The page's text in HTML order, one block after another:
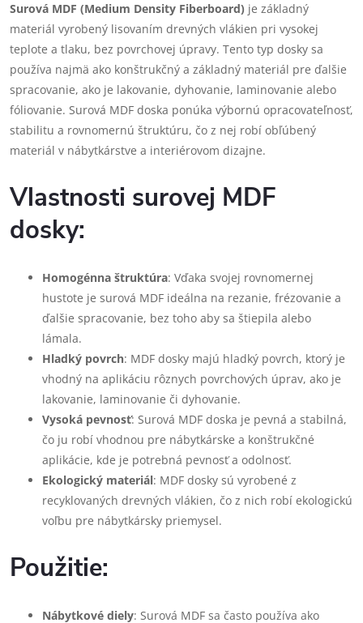
Surová MDF (Medium Density Fiberboard) je základný
materiál vyrobený lisovaním drevných vlákien pri vysokej
teplote a tlaku, bez povrchovej úpravy. Tento typ dosky sa
používa najmä ako konštrukčný a základný materiál pre ďalšie
spracovanie, ako je lakovanie, dyhovanie, laminovanie alebo
fóliovanie. Surová MDF doska ponúka výbornú opracovateľnosť,
stabilitu a rovnomernú štruktúru, čo z nej robí obľúbený
materiál v nábytkárstve a interiérovom dizajne.
Vlastnosti surovej MDF
dosky:
Homogénna štruktúra: Vďaka svojej rovnomernej
hustote je surová MDF ideálna na rezanie, frézovanie a
ďalšie spracovanie, bez toho aby sa štiepila alebo
lámala.
Hladký povrch: MDF dosky majú hladký povrch, ktorý je
vhodný na aplikáciu rôznych povrchových úprav, ako je
lakovanie, laminovanie či dyhovanie.
Vysoká pevnosť: Surová MDF doska je pevná a stabilná,
čo ju robí vhodnou pre nábytkárske a konštrukčné
aplikácie, kde je potrebná pevnosť a odolnosť.
Ekologický materiál: MDF dosky sú vyrobené z
recyklovaných drevných vlákien, čo z nich robí ekologickú
voľbu pre nábytkársky priemysel.
Použitie:
Nábytkové diely: Surová MDF sa často používa ako